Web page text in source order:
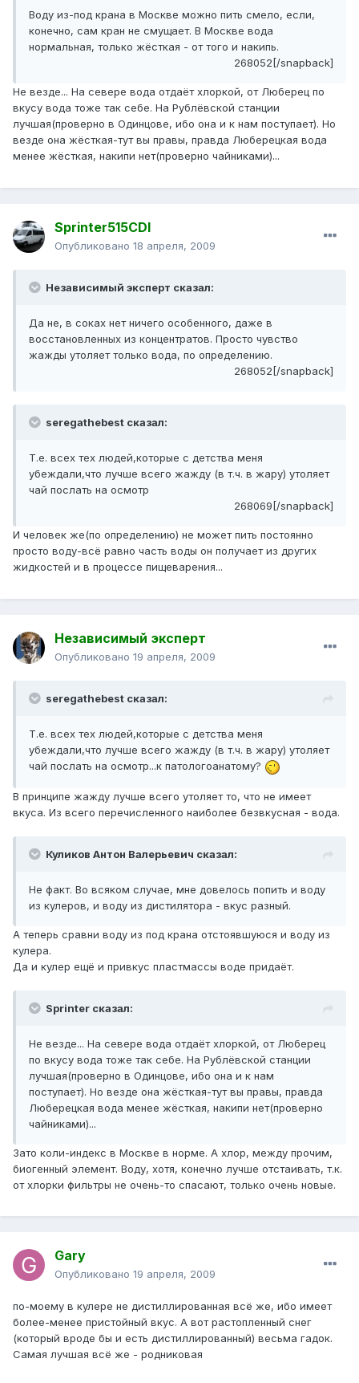
Воду из-под крана в Москве можно пить смело, если,
конечно, сам кран не смущает. В Москве вода
нормальная, только жёсткая - от того и накипь.
268052[/snapback]
Не везде... На севере вода отдаёт хлоркой, от Люберец по
вкусу вода тоже так себе. На Рублёвской станции
лучшая(проверно в Одинцове, ибо она и к нам поступает). Но
везде она жёсткая-тут вы правы, правда Люберецкая вода
менее жёсткая, накипи нет(проверно чайниками)...
Sprinter515CDI
Опубликовано 18 апреля, 2009
Независимый эксперт сказал:
Да не, в соках нет ничего особенного, даже в
восстановленных из концентратов. Просто чувство
жажды утоляет только вода, по определению.
268052[/snapback]
seregathebest сказал:
Т.е. всех тех людей,которые с детства меня
убеждали,что лучше всего жажду (в т.ч. в жару) утоляет
чай послать на осмотр
268069[/snapback]
И человек же(по определению) не может пить постоянно
просто воду-всё равно часть воды он получает из других
жидкостей и в процессе пищеварения...
Независимый эксперт
Опубликовано 19 апреля, 2009
seregathebest сказал:
Т.е. всех тех людей,которые с детства меня
убеждали,что лучше всего жажду (в т.ч. в жару) утоляет
чай послать на осмотр...к патологоанатому?
В принципе жажду лучше всего утоляет то, что не имеет
вкуса. Из всего перечисленного наиболее безвкусная - вода.
Куликов Антон Валерьевич сказал:
Не факт. Во всяком случае, мне довелось попить и воду
из кулеров, и воду из дистилятора - вкус разный.
А теперь сравни воду из под крана отстоявшуюся и воду из
кулера.
Да и кулер ещё и привкус пластмассы воде придаёт.
Sprinter сказал:
Не везде... На севере вода отдаёт хлоркой, от Люберец
по вкусу вода тоже так себе. На Рублёвской станции
лучшая(проверно в Одинцове, ибо она и к нам
поступает). Но везде она жёсткая-тут вы правы, правда
Люберецкая вода менее жёсткая, накипи нет(проверно
чайниками)...
Зато коли-индекс в Москве в норме. А хлор, между прочим,
биогенный элемент. Воду, хотя, конечно лучше отстаивать, т.к.
от хлорки фильтры не очень-то спасают, только очень новые.
Gary
Опубликовано 19 апреля, 2009
по-моему в кулере не дистиллированная всё же, ибо имеет
более-менее пристойный вкус. А вот растопленный снег
(который вроде бы и есть дистиллированный) весьма гадок.
Самая лучшая всё же - родниковая